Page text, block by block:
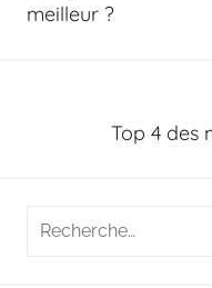
l’article
meilleur ?
Top 4 des
Recherche